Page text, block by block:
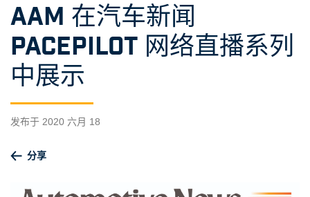
AAM 在汽车新闻
PACEpilot 网络直播系列
中展示
发布于 2020 六月 18
分享